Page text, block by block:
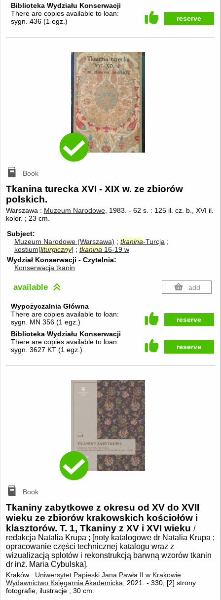
Biblioteka Wydziału Konserwacji
There are copies available to loan:
sygn. 436 (1 egz. ) reserve
Book
Tkanina turecka XVI - XIX w. ze zbiorów
polskich.
Warszawa : Muzeum Narodowe, 1983. - 62 s. : 125 il. cz. b., XVI il.
kolor. ; 23 cm.
Subject
Muzeum Narodowe (Warszawa)
tkanina-Turcja
kostium[liturgiczny] tkanina 16-19 w
Wydział Konserwacji - Czytelnia
Konserwacja tkanin
available add
Wypożyczalnia Główna
There are copies available to loan:
sygn. MN 356 (1 egz.)
reserve
Biblioteka Wydziału Konserwacji
There are copies available to loan:
sygn. 3627 KT (1 egz. ) reserve
Book
Tkaniny zabytkowe z okresu od XV do XVII
wieku ze zbiorów krakowskich kościołów i
klasztorów. T. 1, Tkaniny z XV i XVI wieku /
redakcja Natalia Krupa ; [noty katalogowe dr Natalia Krupa ;
opracowanie części technicznej katalogu wraz z
wizualizacją splotów i rekonstrukcją barwną wzorów tkanin
dr inż. Maria Cybulska].
Kraków : Uniwersytet Papieski Jana Pawła II w Krakowie:
Wydawnictwo Księgarnia Akademicka , 2021. - 330, [2] strony :
fotografie, ilustracje ; 30 cm.